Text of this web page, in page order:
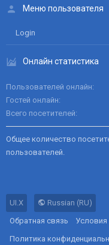
Меню пользователя
Login
Онлайн статистика
Пользователей онлайн
Гостей онлайн
Всего посетителей
Общее количество
пользователей.
UI.X
Russian (RU)
Обратная связь
Условия
Политика